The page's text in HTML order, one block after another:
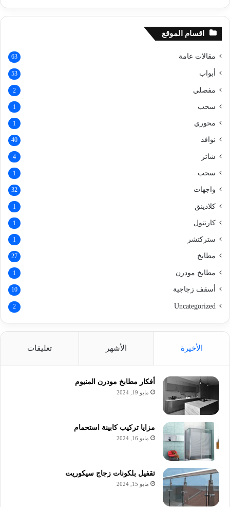
اقسام الموقع
مقالات عامة 63
أبواب 53
مفصلي 2
سحب 1
محوري 1
نوافذ 40
شاتر 4
سحب 1
واجهات 32
كلادينق 1
كارتنول 1
ستركتشر 1
مطابخ 27
مطابخ مودرن 1
أسقف زجاجية 10
Uncategorized
2
الأخيرة الأشهر تعليقات
أفكار مطابخ مودرن المنيوم
مايو 19, 2024
مزايا تركيب كابينة استحمام
مايو 16, 2024
تقفيل بلكونات زجاج سيكوريت
مايو 15, 2024